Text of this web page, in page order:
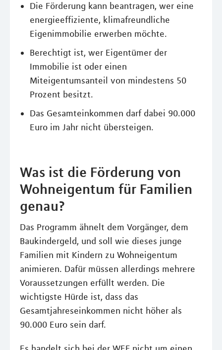
Die Förderung kann beantragen, wer eine
energieeffiziente, klimafreundliche
Eigenimmobilie erwerben möchte.
Berechtigt ist, wer Eigentümer der
Immobilie ist oder einen
Miteigentumsanteil von mindestens 50
Prozent besitzt.
Das Gesamteinkommen darf dabei 90.000
Euro im Jahr nicht übersteigen.
Was ist die Förderung von
Wohneigentum für Familien
genau?
Das Programm ähnelt dem Vorgänger, dem
Baukindergeld, und soll wie dieses junge
Familien mit Kindern zu Wohneigentum
animieren. Dafür müssen allerdings mehrere
Voraussetzungen erfüllt werden. Die
wichtigste Hürde ist, dass das
Gesamtjahreseinkommen nicht höher als
90.000 Euro sein darf.